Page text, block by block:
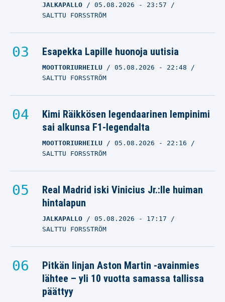
JALKAPALLO 05.08.2026 - 23:57
SALTTU FORSSTRÖM
Esapekka Lapille huonoja uutisia
MOOTTORIURHEILU 05.08.2026 - 22:48
SALTTU FORSSTRÖM
Kimi Räikkösen legendaarinen lempinimi
sai alkunsa F1-legendalta
MOOTTORIURHEILU 05.08.2026 - 22:16
SALTTU FORSSTRÖM
Real Madrid iski Vinicius Jr.:lle huiman
hintalapun
JALKAPALLO 05.08.2026 - 17:17
SALTTU FORSSTRÖM
Pitkän linjan Aston Martin -avainmies
lähtee – yli 10 vuotta samassa tallissa
päättyy